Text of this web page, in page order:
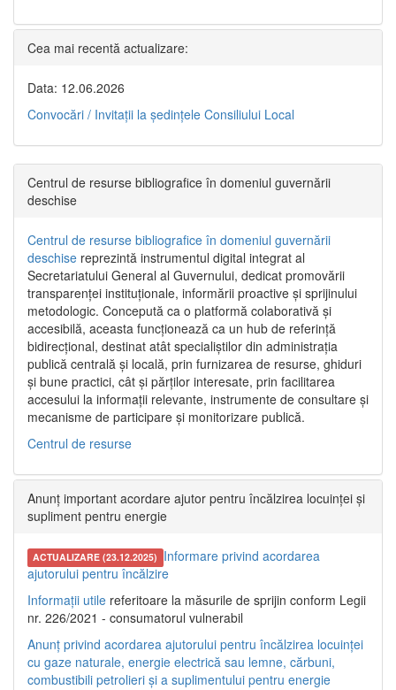
Cea mai recentă actualizare:
Data: 12.06.2026
Convocări / Invitaţii la şedinţele Consiliului Local
Centrul de resurse bibliografice în domeniul guvernării
deschise
Centrul de resurse bibliografice în domeniul guvernării
deschise reprezintă instrumentul digital integrat al
Secretariatului General al Guvernului, dedicat promovării
transparenței instituționale, informării proactive și sprijinului
metodologic. Concepută ca o platformă colaborativă și
accesibilă, aceasta funcționează ca un hub de referință
bidirecțional, destinat atât specialiștilor din administrația
publică centrală și locală, prin furnizarea de resurse, ghiduri
și bune practici, cât și părților interesate, prin facilitarea
accesului la informații relevante, instrumente de consultare și
mecanisme de participare și monitorizare publică.
Centrul de resurse
Anunț important acordare ajutor pentru încălzirea locuinței și
supliment pentru energie
ACTUALIZARE (23.12.2025) Informare privind acordarea
ajutorului pentru încălzire
Informații utile referitoare la măsurile de sprijin conform Legii
nr. 226/2021 - consumatorul vulnerabil
Anunț privind acordarea ajutorului pentru încălzirea locuinței
cu gaze naturale, energie electrică sau lemne, cărbuni,
combustibili petrolieri și a suplimentului pentru energie